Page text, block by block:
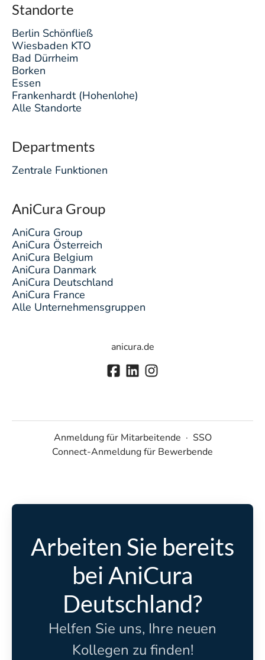
Standorte
Berlin Schönfließ
Wiesbaden KTO
Bad Dürrheim
Borken
Essen
Frankenhardt (Hohenlohe)
Alle Standorte
Departments
Zentrale Funktionen
AniCura Group
AniCura Group
AniCura Österreich
AniCura Belgium
AniCura Danmark
AniCura Deutschland
AniCura France
Alle Unternehmensgruppen
anicura.de
Anmeldung für Mitarbeitende · SSO
Connect-Anmeldung für Bewerbende
Arbeiten Sie bereits
bei AniCura
Deutschland?
Helfen Sie uns, Ihre neuen
Kollegen zu finden!